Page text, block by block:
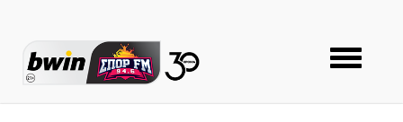
Toggle
navigation